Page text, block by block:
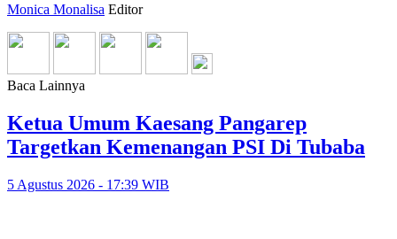
Monica Monalisa Editor
Baca Lainnya
Ketua Umum Kaesang Pangarep
Targetkan Kemenangan PSI Di Tubaba
5 Agustus 2026 - 17:39 WIB